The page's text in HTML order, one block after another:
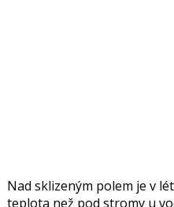
Nad sklizeným polem je v
teplota než pod stromy u